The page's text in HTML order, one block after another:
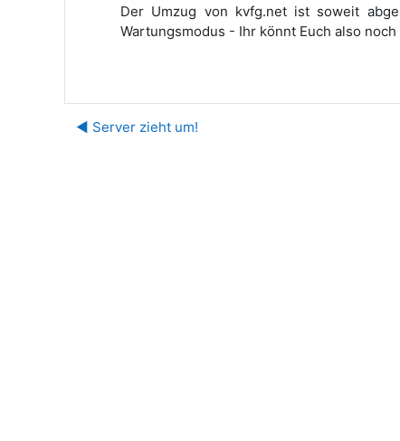
Der Umzug von kvfg.net ist soweit
Wartungsmodus - Ihr könnt Euch also
◀︎ Server zieht um!